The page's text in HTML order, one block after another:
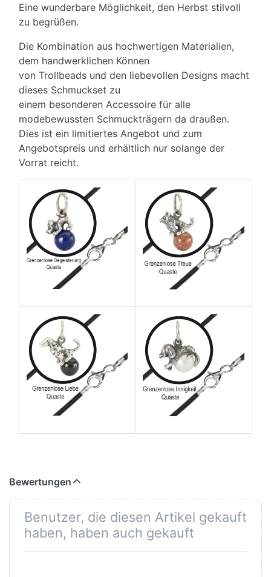
Eine wunderbare Möglichkeit, den Herbst stilvoll
zu begrüßen.
Die Kombination aus hochwertigen Materialien,
dem handwerklichen Können
von Trollbeads und den liebevollen Designs macht
dieses Schmuckset zu
einem besonderen Accessoire für alle
modebewussten Schmuckträgern da draußen.
Dies ist ein limitiertes Angebot und zum
Angebotspreis und erhältlich nur solange der
Vorrat reicht.
Bewertungen
Benutzer, die diesen Artikel gekauft
haben, haben auch gekauft